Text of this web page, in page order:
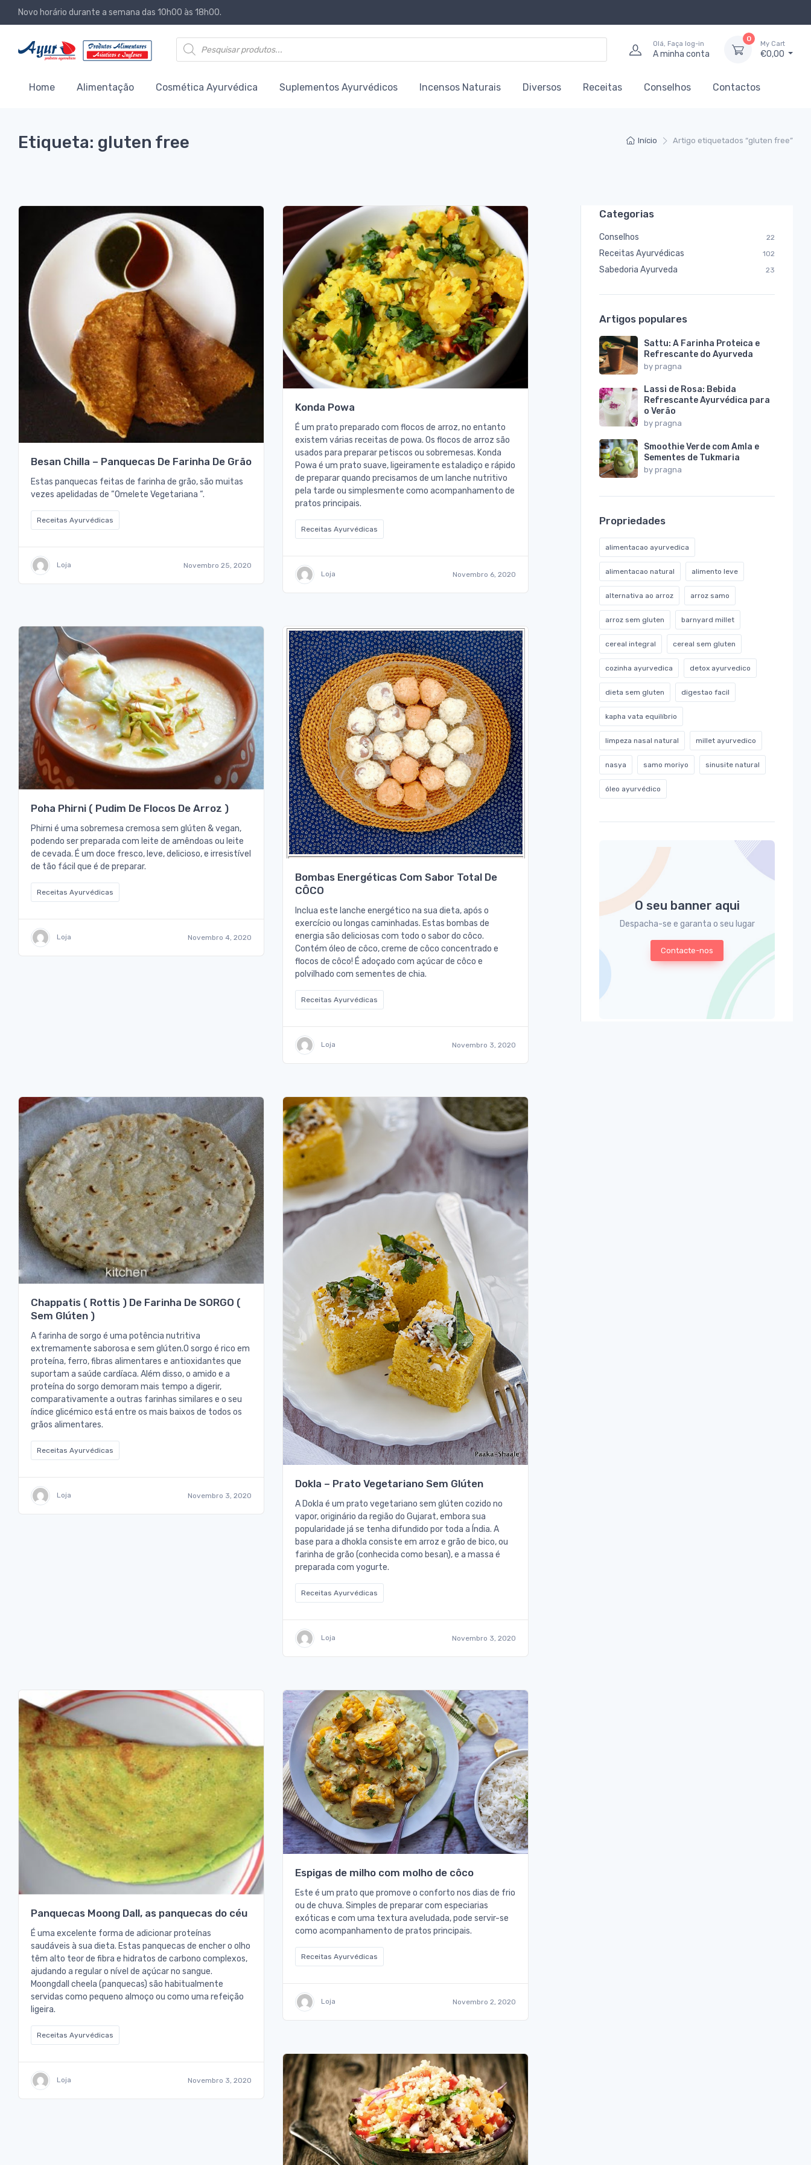
Novo horário durante a semana das 10h00 às 18h00.
Products search Olá, Faça log-in
A minha conta
0
My Cart
€0,00
Home Alimentação Cosmética Ayurvédica Suplementos Ayurvédicos Incensos Naturais Diversos Receitas Conselhos Contactos
Início Artigo etiquetados “gluten free”
Etiqueta: gluten free
Besan Chilla – Panquecas De Farinha De Grão
Estas panquecas feitas de farinha de grão, são muitas
vezes apelidadas de “Omelete Vegetariana “.
Receitas Ayurvédicas
Loja Novembro 25, 2020
Konda Powa
É um prato preparado com flocos de arroz, no entanto
existem várias receitas de powa. Os flocos de arroz são
usados para preparar petiscos ou sobremesas. Konda
Powa é um prato suave, ligeiramente estaladiço e rápido
de preparar quando precisamos de um lanche nutritivo
pela tarde ou simplesmente como acompanhamento de
pratos principais.
Receitas Ayurvédicas
Loja Novembro 6, 2020
Poha Phirni ( Pudim De Flocos De Arroz )
Phirni é uma sobremesa cremosa sem glúten & vegan,
podendo ser preparada com leite de amêndoas ou leite
de cevada. É um doce fresco, leve, delicioso, e irresistível
de tão fácil que é de preparar.
Receitas Ayurvédicas
Loja Novembro 4, 2020
Bombas Energéticas Com Sabor Total De
CÔCO
Inclua este lanche energético na sua dieta, após o
exercício ou longas caminhadas. Estas bombas de
energia são deliciosas com todo o sabor do côco.
Contém óleo de côco, creme de côco concentrado e
flocos de côco! É adoçado com açúcar de côco e
polvilhado com sementes de chia.
Receitas Ayurvédicas
Loja Novembro 3, 2020
Chappatis ( Rottis ) De Farinha De SORGO (
Sem Glúten )
A farinha de sorgo é uma potência nutritiva
extremamente saborosa e sem glúten.O sorgo é rico em
proteína, ferro, fibras alimentares e antioxidantes que
suportam a saúde cardíaca. Além disso, o amido e a
proteína do sorgo demoram mais tempo a digerir,
comparativamente a outras farinhas similares e o seu
índice glicémico está entre os mais baixos de todos os
grãos alimentares.
Receitas Ayurvédicas
Loja Novembro 3, 2020
Dokla – Prato Vegetariano Sem Glúten
A Dokla é um prato vegetariano sem glúten cozido no
vapor, originário da região do Gujarat, embora sua
popularidade já se tenha difundido por toda a Índia. A
base para a dhokla consiste em arroz e grão de bico, ou
farinha de grão (conhecida como besan), e a massa é
preparada com yogurte.
Receitas Ayurvédicas
Loja Novembro 3, 2020
Panquecas Moong Dall, as panquecas do céu
É uma excelente forma de adicionar proteínas
saudáveis à sua dieta. Estas panquecas de encher o olho
têm alto teor de fibra e hidratos de carbono complexos,
ajudando a regular o nível de açúcar no sangue.
Moongdall cheela (panquecas) são habitualmente
servidas como pequeno almoço ou como uma refeição
ligeira.
Receitas Ayurvédicas
Loja Novembro 3, 2020
Espigas de milho com molho de côco
Este é um prato que promove o conforto nos dias de frio
ou de chuva. Simples de preparar com especiarias
exóticas e com uma textura aveludada, pode servir-se
como acompanhamento de pratos principais.
Receitas Ayurvédicas
Loja Novembro 2, 2020
Categorias
Conselhos 22
Receitas Ayurvédicas 102
Sabedoria Ayurveda 23
Artigos populares
Sattu: A Farinha Proteica e
Refrescante do Ayurveda
by pragna
Lassi de Rosa: Bebida
Refrescante Ayurvédica para
o Verão
by pragna
Smoothie Verde com Amla e
Sementes de Tukmaria
by pragna
Propriedades
alimentacao ayurvedica
alimentacao natural alimento leve
alternativa ao arroz arroz samo
arroz sem gluten barnyard millet
cereal integral cereal sem gluten
cozinha ayurvedica detox ayurvedico
dieta sem gluten digestao facil
kapha vata equilíbrio
limpeza nasal natural millet ayurvedico
nasya samo moriyo sinusite natural
óleo ayurvédico
O seu banner aqui
Despacha-se e garanta o seu lugar
Contacte-nos